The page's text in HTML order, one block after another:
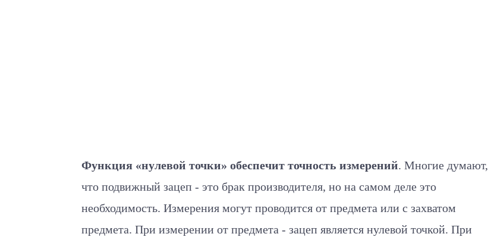
Функция «нулевой точки» обеспечит точность измерений. Многие думают,
что подвижный зацеп - это брак производителя, но на самом деле это
необходимость. Измерения могут проводится от предмета или с захватом
предмета. При измерении от предмета - зацеп является нулевой точкой. При